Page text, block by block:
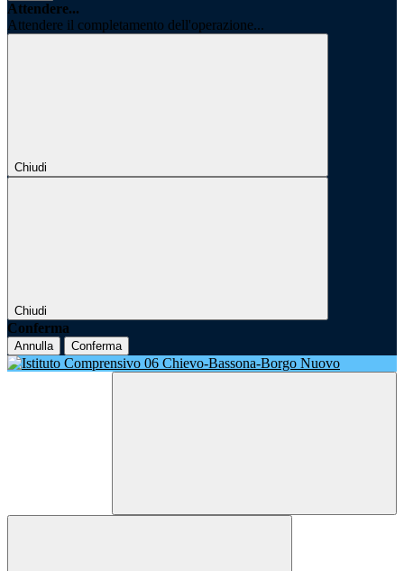
Attendere...
Attendere il completamento dell'operazione...
Chiudi
Chiudi
Conferma
Annulla Conferma